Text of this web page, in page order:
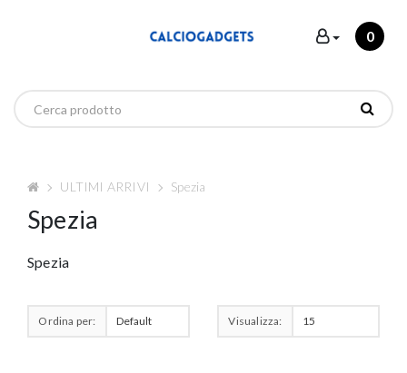
0
ULTIMI ARRIVI Spezia
Spezia
Spezia
Ordina per: Visualizza: